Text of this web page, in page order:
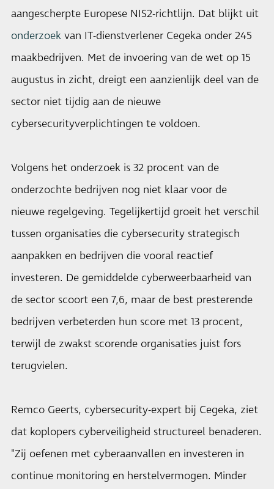
aangescherpte Europese NIS2-richtlijn. Dat blijkt uit
onderzoek van IT-dienstverlener Cegeka onder 245
maakbedrijven. Met de invoering van de wet op 15
augustus in zicht, dreigt een aanzienlijk deel van de
sector niet tijdig aan de nieuwe
cybersecurityverplichtingen te voldoen.
Volgens het onderzoek is 32 procent van de
onderzochte bedrijven nog niet klaar voor de
nieuwe regelgeving. Tegelijkertijd groeit het verschil
tussen organisaties die cybersecurity strategisch
aanpakken en bedrijven die vooral reactief
investeren. De gemiddelde cyberweerbaarheid van
de sector scoort een 7,6, maar de best presterende
bedrijven verbeterden hun score met 13 procent,
terwijl de zwakst scorende organisaties juist fors
terugvielen.
Remco Geerts, cybersecurity-expert bij Cegeka, ziet
dat koplopers cyberveiligheid structureel benaderen.
"Zij oefenen met cyberaanvallen en investeren in
continue monitoring en herstelvermogen. Minder